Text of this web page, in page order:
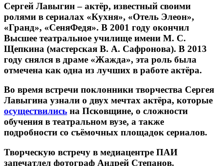
Сергей Лавыгин – актёр, известный своими
ролями в сериалах «Кухня», «Отель Элеон»,
«Гранд», «СеняФедя». В 2001 году окончил
Высшее театральное училище имени М. С.
Щепкина (мастерская В. А. Сафронова). В 2013
году снялся в драме «Жажда», эта роль была
отмечена как одна из лучших в работе актёра.
Во время встречи поклонники творчества Сергея
Лавыгина узнали о двух мечтах актёра, которые
осуществились на Псковщине, о сложности
обучения в театральном вузе, а также
подробности со съёмочных площадок сериалов.
Творческую встречу в медиацентре ПАИ
запечатлел фотограф Андрей Степанов.